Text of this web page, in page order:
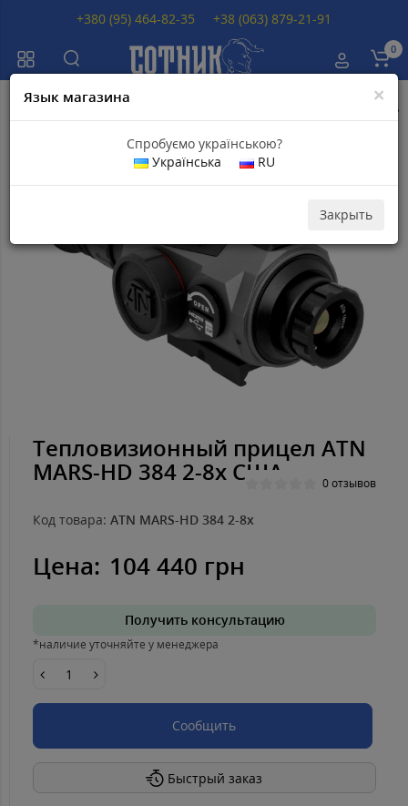
0
Тепловизионные прицелы ATN
×
Язык магазина
Спробуємо українською?
Українська
RU
Закрыть
Тепловизионный прицел ATN
MARS-HD 384 2-8x США 0 отзывов
Код товара: ATN MARS-HD 384 2-8x
Цена: 104 440 грн
Получить консультацию
*наличие уточняйте у менеджера
Сообщить
Быстрый заказ
+380 (95) 464-82-35 +38 (063) 879-21-91